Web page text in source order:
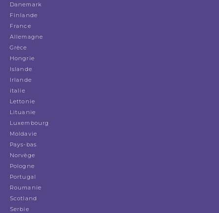
Danemark
Finlande
France
Allemagne
Grèce
Hongrie
Islande
Irlande
italie
Lettonie
Lituanie
Luxembourg
Moldavie
Pays-bas
Norvège
Pologne
Portugal
Roumanie
Scotland
Serbie